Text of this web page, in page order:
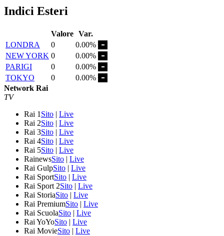
Indici Esteri
Valore Var.
LONDRA
0
0.00%
NEW YORK 0
0.00%
PARIGI
0
0.00%
TOKYO
0
0.00%
Network Rai
TV
Rai 1 Sito | Live
Rai 2Sito | Live
Rai 3Sito | Live
Rai 4Sito | Live
Rai 5Sito | Live
RainewsSito | Live
Rai GulpSito | Live
Rai SportSito | Live
Rai Sport 2Sito | Live
Rai StoriaSito | Live
Rai PremiumSito | Live
Rai ScuolaSito | Live
Rai YoYoSito | Live
Rai MovieSito | Live